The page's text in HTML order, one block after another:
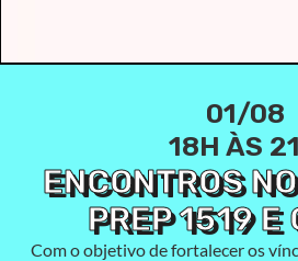
01/08
18H ÀS
ENCONTROS
PREP 1519 E
Com o objetivo de fortalecer os